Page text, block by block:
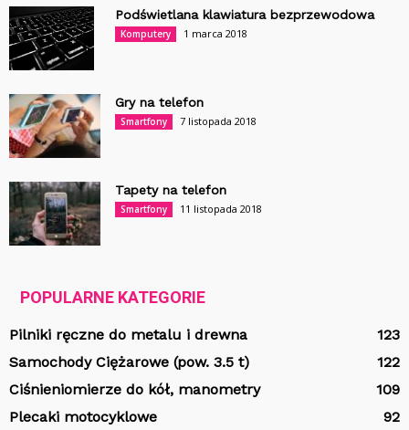
Podświetlana klawiatura bezprzewodowa
Komputery 1 marca 2018
Gry na telefon
Smartfony 7 listopada 2018
Tapety na telefon
Smartfony 11 listopada 2018
POPULARNE KATEGORIE
Pilniki ręczne do metalu i drewna
123
Samochody Ciężarowe (pow. 3.5 t)
122
Ciśnieniomierze do kół, manometry
109
Plecaki motocyklowe
92